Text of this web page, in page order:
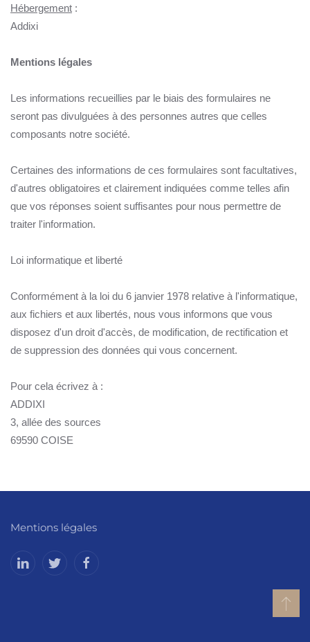
Hébergement :
Addixi
Mentions légales
Les informations recueillies par le biais des formulaires ne
seront pas divulguées à des personnes autres que celles
composants notre société.
Certaines des informations de ces formulaires sont facultatives,
d'autres obligatoires et clairement indiquées comme telles afin
que vos réponses soient suffisantes pour nous permettre de
traiter l'information.
Loi informatique et liberté
Conformément à la loi du 6 janvier 1978 relative à l'informatique,
aux fichiers et aux libertés, nous vous informons que vous
disposez d'un droit d'accès, de modification, de rectification et
de suppression des données qui vous concernent.
Pour cela écrivez à :
ADDIXI
3, allée des sources
69590 COISE
Mentions légales